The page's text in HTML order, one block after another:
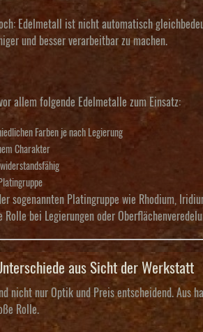
Edelmetall ist nicht automatisch
und besser verarbeitbar zu machen.
allem folgende Edelmetalle zum Einsatz:
Farben je nach Legierung
Charakter
sogenannten Platingruppe wie Rhodium,
bei Legierungen oder
aus Sicht der Werkstatt
nicht nur Optik und Preis entscheidend.
Rolle.